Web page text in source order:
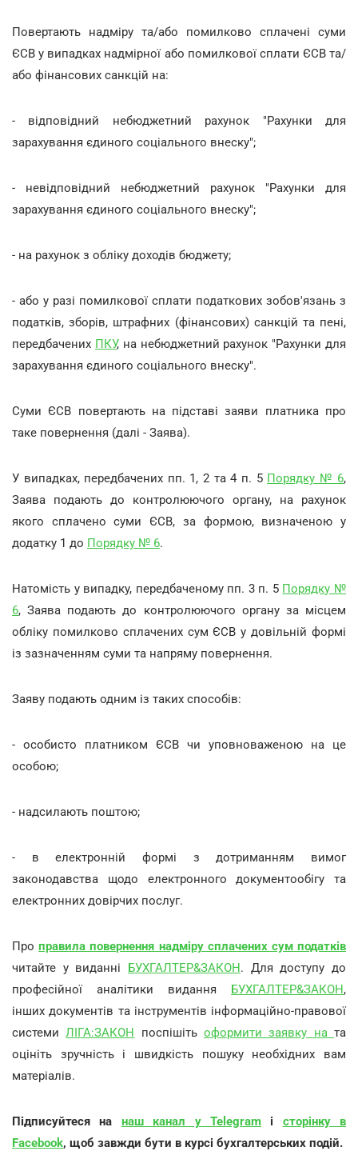
Повертають надміру та/або помилково сплачені суми
ЄСВ у випадках надмірної або помилкової сплати ЄСВ та/
або фінансових санкцій на:
- відповідний небюджетний рахунок "Рахунки для
зарахування єдиного соціального внеску";
- невідповідний небюджетний рахунок "Рахунки для
зарахування єдиного соціального внеску";
- на рахунок з обліку доходів бюджету;
- або у разі помилкової сплати податкових зобов'язань з
податків, зборів, штрафних (фінансових) санкцій та пені,
передбачених ПКУ, на небюджетний рахунок "Рахунки для
зарахування єдиного соціального внеску".
Суми ЄСВ повертають на підставі заяви платника про
таке повернення (далі - Заява).
У випадках, передбачених пп. 1, 2 та 4 п. 5 Порядку № 6,
Заява подають до контролюючого органу, на рахунок
якого сплачено суми ЄСВ, за формою, визначеною у
додатку 1 до Порядку № 6.
Натомість у випадку, передбаченому пп. 3 п. 5 Порядку №
6, Заява подають до контролюючого органу за місцем
обліку помилково сплачених сум ЄСВ у довільній формі
із зазначенням суми та напряму повернення.
Заяву подають одним із таких способів:
- особисто платником ЄСВ чи уповноваженою на це
особою;
- надсилають поштою;
- в електронній формі з дотриманням вимог
законодавства щодо електронного документообігу та
електронних довірчих послуг.
Проправила повернення надміру сплачених сум податків
читайте у виданні БУХГАЛТЕР&ЗАКОН. Для доступу до
професійної аналітики видання БУХГАЛТЕР&ЗАКОН,
інших документів та інструментів інформаційно-правової
системиЛІГА:ЗАКОН поспішітьоформити заявку ната
оцініть зручність і швидкість пошуку необхідних вам
матеріалів.
Підписуйтеся на наш канал у Telegramі сторінку в
Facebook, щоб завжди бути в курсі бухгалтерських подій.